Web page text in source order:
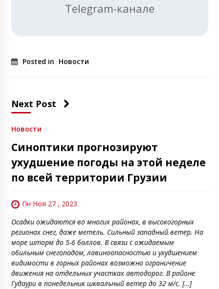
Telegram-канале
Posted in Новости
Next Post
Новости
Синоптики прогнозируют
ухудшение погоды на этой неделе
по всей территории Грузии
Пн Ноя 27 , 2023
Осадки ожидаются во многих районах, в высокогорных
регионах снег, даже метель. Сильный западный ветер. На
море шторм до 5-6 баллов. В связи с ожидаемым
обильным снегопадом, лавиноопасностью и ухудшением
видимости в горных районах возможно ограничение
движения на отдельных участках автодорог. В районе
Гудаури в понедельник шквальный ветер до 32 м/с. […]